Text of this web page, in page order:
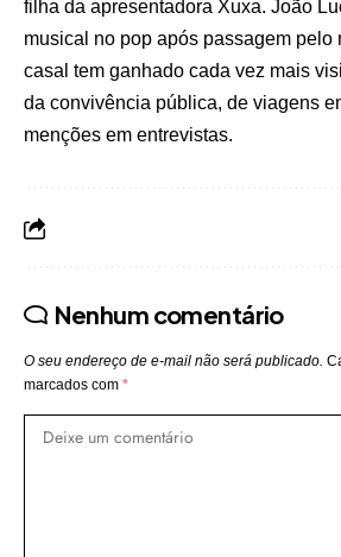
filha da apresentadora Xuxa. João
musical no pop após passagem pelo
casal tem ganhado cada vez mais
da convivência pública, de viagens
menções em entrevistas.
Nenhum comentário
O seu endereço de e-mail não será publicado.
marcados com *